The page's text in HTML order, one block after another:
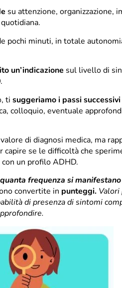
su attenzione, organizzazione,
pochi minuti, in totale
un’indicazione sul livello di
ti suggeriamo i passi successivi
colloquio, eventuale
di diagnosi medica, ma
capire se le difficoltà che
un profilo ADHD.
frequenza si
convertite in punteggi.
di presenza di sintomi